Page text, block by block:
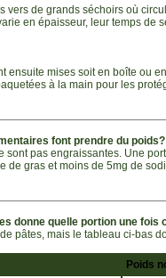
vers de grands séchoirs où
en épaisseur, leur temps de
ensuite mises soit en boîte ou
à la main pour les
font prendre du poids?
sont pas engraissantes. Une
de gras et moins de 5mg de
donne quelle portion une fois
pâtes, mais le tableau ci-bas
Poids